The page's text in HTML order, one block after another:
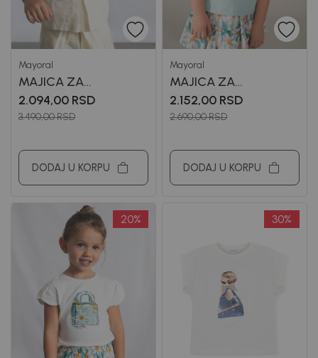
Mayoral
MAJICA ZA
DEVOJČICE MAYORAL
2.094,00 RSD
3.490,00RSD
DODAJ U KORPU
Mayoral
MAJICA ZA
DEVOJČICE MAYORAL
2.152,00 RSD
2.690,00RSD
DODAJ U KORPU
20% 30%